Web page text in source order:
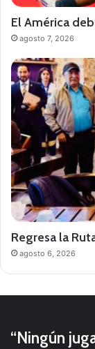
El América
agosto 7, 2026
Regresa la
agosto 6, 2026
“Ningún